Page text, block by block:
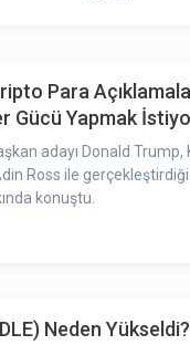
Para
Gücü Yapmak
adayı Donald Trump,
Ross ile gerçekleştirdiği
konuştu.
Neden